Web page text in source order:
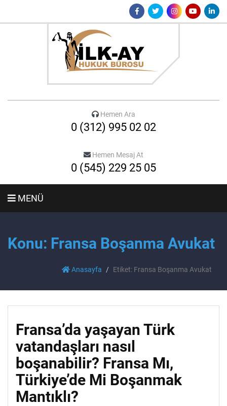
Hemen Ara
0 (312) 995 02 02
Hemen Mesaj At
0 (545) 229 25 05
MENÜ
Konu: Fransa Boşanma Avukat
Anasayfa Etiket: Fransa Boşanma Avukat
Fransa’da yaşayan Türk
vatandaşları nasıl
boşanabilir? Fransa Mı,
Türkiye’de Mi Boşanmak
Mantıklı?